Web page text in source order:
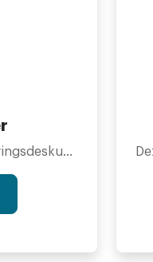
Allebedrijvenin kan als ervaringsdeskundige zeggen dat reviews plaatsen op je website tot gemiddeld 20% meer omzet leidt. Dit blijkt uit de cijfers van ruim 1.500 bedrijven die via Allebedrijvenin een Reviewmeter hebben geplaatst. Het pakket dat Allebedrijvenin u aanbiedt bestaat uit een Reviewmeter en een promotiepakket. Ons doel is om uw bedrijf te helpen om zoveel mogelijk positieve reviews te vergaren over uw bedrijf. Beoordelingen zijn namelijk dé manier om meer omzet te genereren. Tevens zorgt dit voor een betere zoekmachine(Google) ranking.